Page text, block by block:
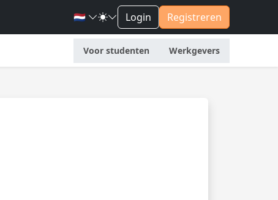
🇳🇱 Login Registreren
Voor studenten Werkgevers